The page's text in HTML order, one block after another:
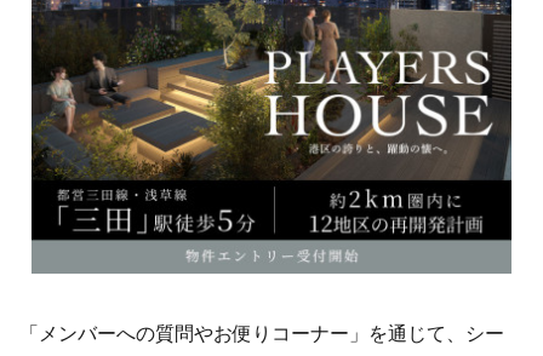
「メンバーへの質問やお便りコーナー」を通じて、シー